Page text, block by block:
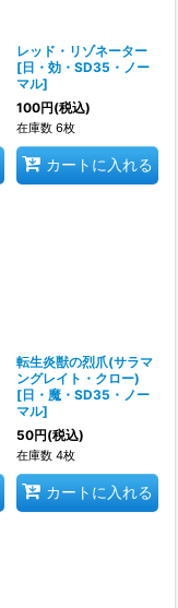
レッド・リゾネーター
[日・効・SD35・ノー
マル]
100円(税込)
在庫数 6枚
カートに入れる
転生炎獣の烈爪(サラマ
ングレイト・クロー)
[日・魔・SD35・ノー
マル]
50円(税込)
在庫数 4枚
カートに入れる